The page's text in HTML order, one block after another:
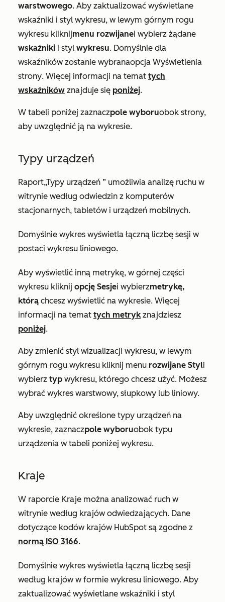
warstwowego. Aby zaktualizować wyświetlane
wskaźniki i styl wykresu, w lewym górnym rogu
wykresu kliknijmenu rozwijanei wybierz żądane
wskaźniki i styl wykresu. Domyślnie dla
wskaźników zostanie wybranaopcja Wyświetlenia
strony. Więcej informacji na temat tych
wskaźników znajduje się poniżej.
W tabeli poniżej zaznaczpole wyboruobok strony,
aby uwzględnić ją na wykresie.
Typy urządzeń
Raport„Typy urządzeń ” umożliwia analizę ruchu w
witrynie według odwiedzin z komputerów
stacjonarnych, tabletów i urządzeń mobilnych.
Domyślnie wykres wyświetla łączną liczbę sesji w
postaci wykresu liniowego.
Aby wyświetlić inną metrykę, w górnej części
wykresu kliknij opcję Sesjei wybierzmetrykę,
którą chcesz wyświetlić na wykresie. Więcej
informacji na temat tych metrykznajdziesz
poniżej.
Aby zmienić styl wizualizacji wykresu, w lewym
górnym rogu wykresu kliknij menu rozwijane Styli
wybierz typ wykresu, którego chcesz użyć. Możesz
wybrać wykres warstwowy, słupkowy lub liniowy.
Aby uwzględnić określone typy urządzeń na
wykresie, zaznaczpole wyboruobok typu
urządzenia w tabeli poniżej wykresu.
Kraje
W raporcie Kraje można analizować ruch w
witrynie według krajów odwiedzających. Dane
dotyczące kodów krajów HubSpot są zgodne z
normą ISO 3166.
Domyślnie wykres wyświetla łączną liczbę sesji
według krajów w formie wykresu liniowego. Aby
zaktualizować wyświetlane wskaźniki i styl